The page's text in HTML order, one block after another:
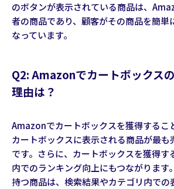
のボタンが表示されている商品は、
者の商品であり、顧客がその商品を簡単
なっています。
Q2: Amazonでカートボックス
理由は？
Amazonでカートボックスを獲得するこ
カートボックスに表示される商品が最も
です。さらに、カートボックスを獲得
内でのランキング向上にもつながります
持つ商品は、検索結果やカテゴリ内での